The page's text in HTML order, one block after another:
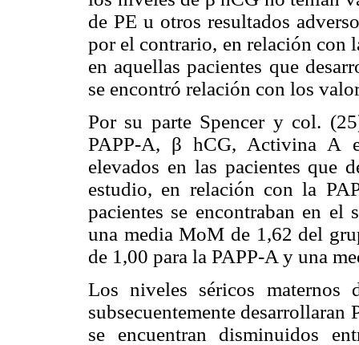
de PE u otros resultados
por el contrario, en relación con
en aquellas pacientes que
se encontró relación con los
Por su parte Spencer y col.
PAPP-A, β hCG, Activina A
elevados en las pacientes que
estudio, en relación con la
pacientes se encontraban en el
una media MoM de 1,62 del
de 1,00 para la PAPP-A y una
Los niveles séricos maternos
subsecuentemente desarrollaran
se encuentran disminuidos